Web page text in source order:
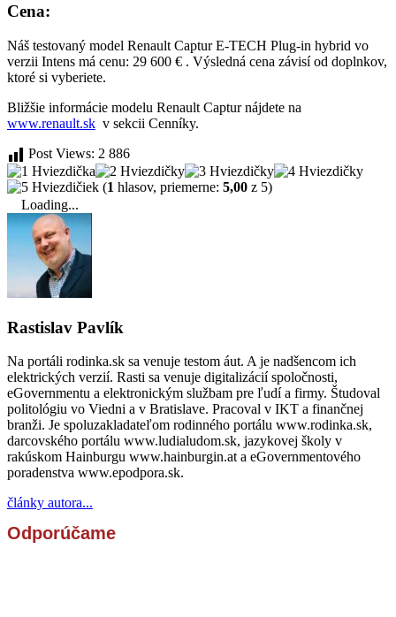
Cena:
Náš testovaný model Renault Captur E-TECH Plug-in hybrid vo
verzii Intens má cenu: 29 600 € . Výsledná cena závisí od doplnkov,
ktoré si vyberiete.
Bližšie informácie modelu Renault Captur nájdete na
www.renault.sk v sekcii Cenníky.
Post Views: 2 886
(1 hlasov, priemerne: 5,00 z 5)
Loading...
Rastislav Pavlík
Na portáli rodinka.sk sa venuje testom áut. A je nadšencom ich
elektrických verzií. Rasti sa venuje digitalizácií spoločnosti,
eGovernmentu a elektronickým službam pre ľudí a firmy. Študoval
politológiu vo Viedni a v Bratislave. Pracoval v IKT a finančnej
branži. Je spoluzakladateľom rodinného portálu www.rodinka.sk,
darcovského portálu www.ludialudom.sk, jazykovej školy v
rakúskom Hainburgu www.hainburgin.at a eGovernmentového
poradenstva www.epodpora.sk.
články autora...
Odporúčame